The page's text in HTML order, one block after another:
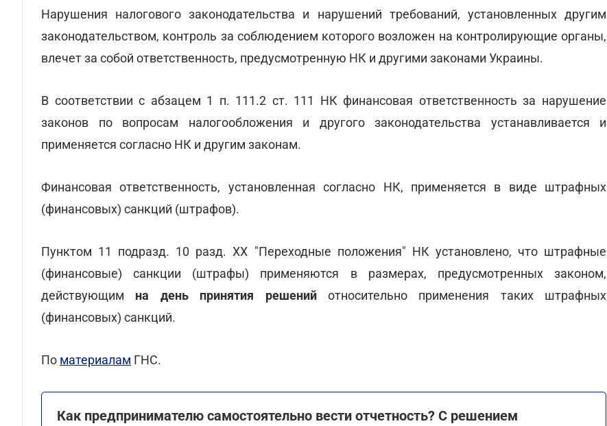
Нарушения налогового законодательства и нарушений требований, установленных другим
законодательством, контроль за соблюдением которого возложен на контролирующие органы,
влечет за собой ответственность, предусмотренную НК и другими законами Украины.
В соответствии с абзацем 1 п. 111.2 ст. 111 НК финансовая ответственность за нарушение
законов по вопросам налогообложения и другого законодательства устанавливается и
применяется согласно НК и другим законам.
Финансовая ответственность, установленная согласно НК, применяется в виде штрафных
(финансовых) санкций (штрафов).
Пунктом 11 подразд. 10 разд. XX "Переходные положения" НК установлено, что штрафные
(финансовые) санкции (штрафы) применяются в размерах, предусмотренных законом,
действующим на день принятия решенийотносительно применения таких штрафных
(финансовых) санкций.
По материалам ГНС.
Как предпринимателю самостоятельно вести отчетность? С решением